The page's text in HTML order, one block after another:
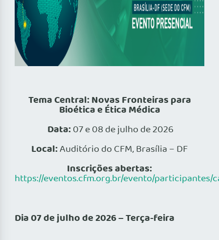
Tema Central: Novas Fronteiras para
Bioética e Ética Médica
Data:07 e 08 de julho de 2026
Local:Auditório do CFM, Brasília – DF
Inscrições abertas:
https://eventos.cfm.org.br/evento/participantes/
Dia 07 de julho de 2026 – Terça-feira